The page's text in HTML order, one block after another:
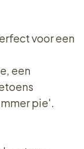
voor een
een
pie'.